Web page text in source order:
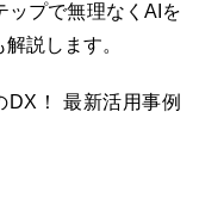
ップで無理なくAIを
説します。
DX！ 最新活用事例